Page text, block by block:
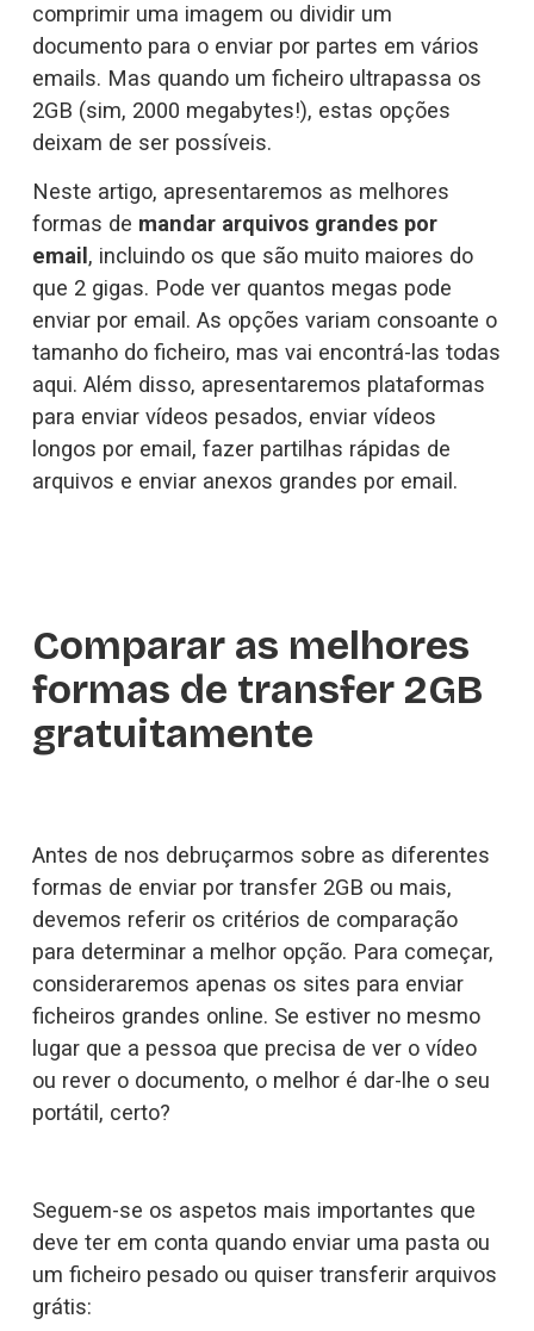
comprimir uma imagem ou dividir um
documento para o enviar por partes em vários
emails. Mas quando um ficheiro ultrapassa os
2GB (sim, 2000 megabytes!), estas opções
deixam de ser possíveis.
Neste artigo, apresentaremos as melhores
formas de mandar arquivos grandes por
email , incluindo os que são muito maiores do
que 2 gigas. Pode ver quantos megas pode
enviar por email. As opções variam consoante o
tamanho do ficheiro, mas vai encontrá-las todas
aqui. Além disso, apresentaremos plataformas
para enviar vídeos pesados, enviar vídeos
longos por email, fazer partilhas rápidas de
arquivos e enviar anexos grandes por email.
Comparar as melhores
formas de transfer 2GB
gratuitamente
Antes de nos debruçarmos sobre as diferentes
formas de enviar por transfer 2GB ou mais,
devemos referir os critérios de comparação
para determinar a melhor opção. Para começar,
consideraremos apenas os sites para enviar
ficheiros grandes online. Se estiver no mesmo
lugar que a pessoa que precisa de ver o vídeo
ou rever o documento, o melhor é dar-lhe o seu
portátil, certo?
Seguem-se os aspetos mais importantes que
deve ter em conta quando enviar uma pasta ou
um ficheiro pesado ou quiser transferir arquivos
grátis: